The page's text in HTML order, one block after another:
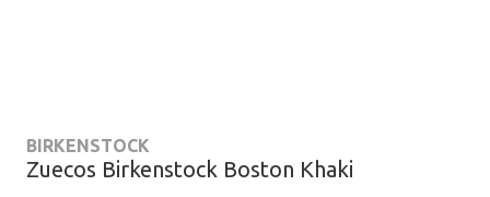
BIRKENSTOCK
Zuecos Birkenstock Boston Khaki